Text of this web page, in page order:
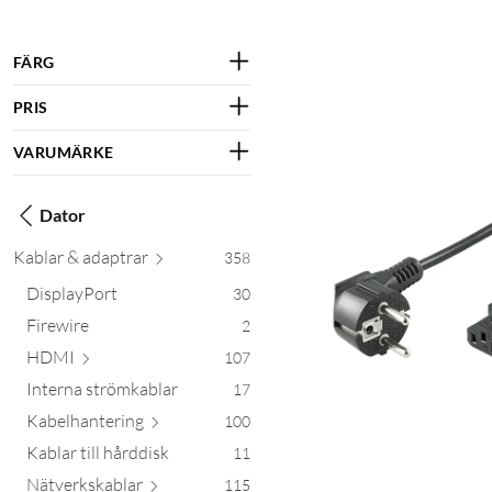
FÄRG
PRIS
VARUMÄRKE
Dator
Kablar & adaptrar 358
DisplayPort 30
Firewire 2
HDMI 107
Interna strömkablar 17
Kabelhantering 100
Kablar till hårddisk 11
Nätverkskablar 115